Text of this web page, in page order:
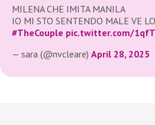
MILENA CHE IMITA MANILA
IO MI STO SENTENDO MALE VE
#TheCouple pic.twitter.com/
— sara (@nvcleare) April 28, 2025